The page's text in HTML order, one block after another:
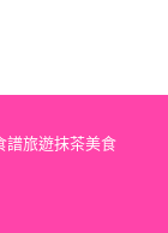
譜旅遊抹茶美食